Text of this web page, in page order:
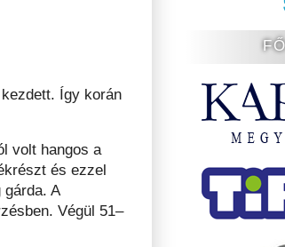
Így korán
volt hangos a
és ezzel
A
Végül 51–